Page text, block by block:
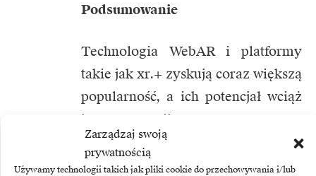
Zarządzaj swoją
prywatnością
Używamy technologii takich jak pliki cookie do przechowywania i/lub
Podsumowanie
Technologia WebAR i platformy
takie jak xr.+ zyskują coraz większą
popularność, a ich potencjał wciąż
jest rozwijany. Zapraszamy
wszystkich zainteresowanych
do sprawdzenia xr.+który został